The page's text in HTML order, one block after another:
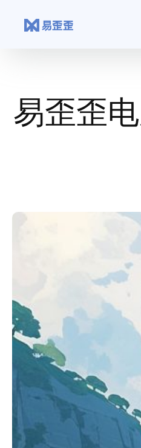
易歪歪